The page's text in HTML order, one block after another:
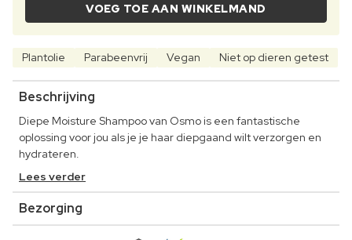
VOEG TOE AAN WINKELMAND
Plantolie Parabeenvrij Vegan Niet op dieren getest
Beschrijving
Diepe Moisture Shampoo van Osmo is een fantastische
oplossing voor jou als je je haar diepgaand wilt verzorgen en
hydrateren.
Lees verder
Bezorging